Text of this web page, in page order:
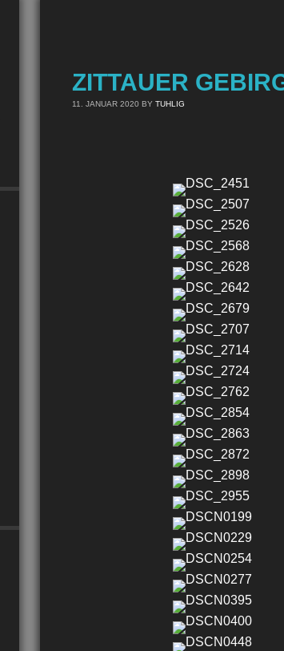
ZITTAUER
11. JANUAR 2020 BYTUHLIG